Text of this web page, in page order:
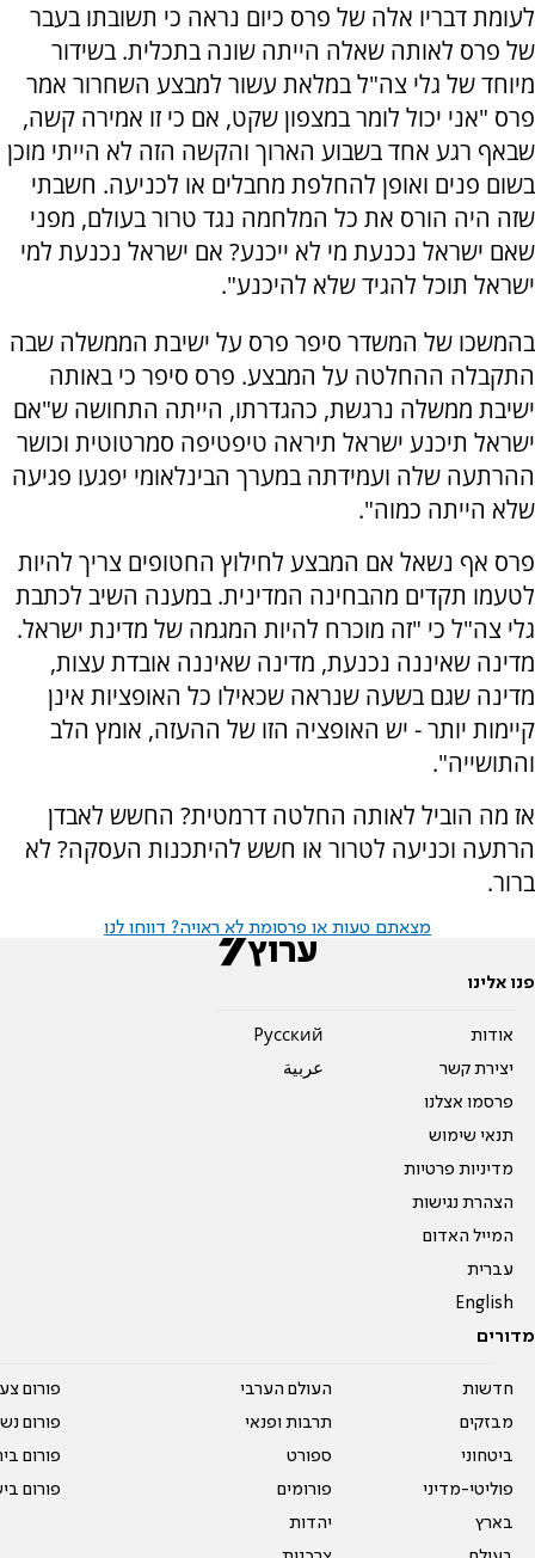
לעומת דבריו אלה של פרס כיום נראה כי תשובתו בעבר
של פרס לאותה שאלה הייתה שונה בתכלית. בשידור
מיוחד של גלי צה"ל במלאת עשור למבצע השחרור אמר
פרס "אני יכול לומר במצפון שקט, אם כי זו אמירה קשה,
שבאף רגע אחד בשבוע הארוך והקשה הזה לא הייתי מוכן
בשום פנים ואופן להחלפת מחבלים או לכניעה. חשבתי
שזה היה הורס את כל המלחמה נגד טרור בעולם, מפני
שאם ישראל נכנעת מי לא ייכנע? אם ישראל נכנעת למי
ישראל תוכל להגיד שלא להיכנע".
בהמשכו של המשדר סיפר פרס על ישיבת הממשלה שבה
התקבלה ההחלטה על המבצע. פרס סיפר כי באותה
ישיבת ממשלה נרגשת, כהגדרתו, הייתה התחושה ש"אם
ישראל תיכנע ישראל תיראה טיפטיפה סמרטוטית וכושר
ההרתעה שלה ועמידתה במערך הבינלאומי יפגעו פגיעה
שלא הייתה כמוה".
פרס אף נשאל אם המבצע לחילוץ החטופים צריך להיות
לטעמו תקדים מהבחינה המדינית. במענה השיב לכתבת
גלי צה"ל כי "זה מוכרח להיות המגמה של מדינת ישראל.
מדינה שאיננה נכנעת, מדינה שאיננה אובדת עצות,
מדינה שגם בשעה שנראה שכאילו כל האופציות אינן
קיימות יותר - יש האופציה הזו של ההעזה, אומץ הלב
והתושייה".
אז מה הוביל לאותה החלטה דרמטית? החשש לאבדן
הרתעה וכניעה לטרור או חשש להיתכנות העסקה? לא
ברור.
מצאתם טעות או פרסומת לא ראויה? דווחו לנו
פנו אלינו
אודות
יצירת קשר
פרסמו אצלנו
תנאי שימוש
מדיניות פרטיות
הצהרת נגישות
המייל האדום
עברית
English
Pусский
عربية
מדורים
חדשות
מבזקים
ביטחוני
פוליטי-מדיני
בארץ
העולם הערבי
תרבות ופנאי
ספורט
פורומים
יהדות
פורום
פורום
פורום
פורום